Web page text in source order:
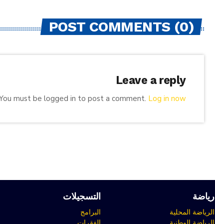
POST COMMENTS (0)
Leave a reply
must be logged in to post a comment. Log in now
رياضة
الرياضة المحلية
الرياضة الوطنية
التسجيلات
البرامج
الفقرات